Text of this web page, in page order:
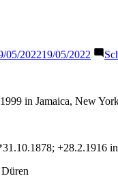
05/202219/05/2022
in Jamaica, New
+28.2.1916